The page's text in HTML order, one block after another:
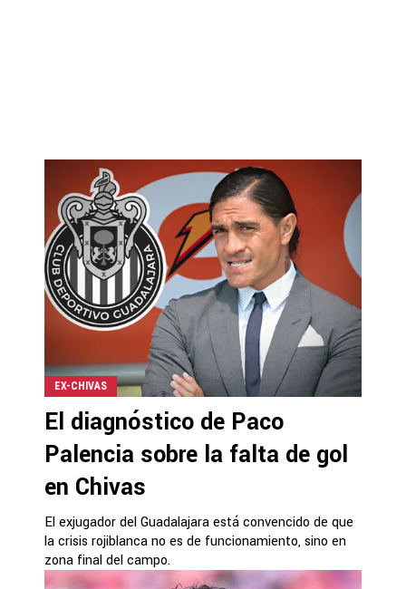
EX-CHIVAS
El diagnóstico de Paco
Palencia sobre la falta de gol
en Chivas
El exjugador del Guadalajara está convencido de que
la crisis rojiblanca no es de funcionamiento, sino en
zona final del campo.